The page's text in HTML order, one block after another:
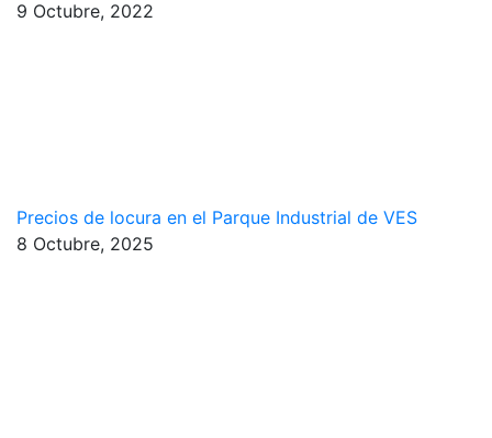
9 Octubre, 2022
Precios de locura en el Parque Industrial de VES
8 Octubre, 2025